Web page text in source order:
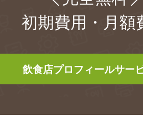
初期費用・月額
飲食店プロフィールサー